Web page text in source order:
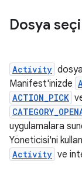
Dosya
Activity
Manifest'inizde
ACTION_PICK
uygulamalara
Yöneticisi'ni
Activity ve